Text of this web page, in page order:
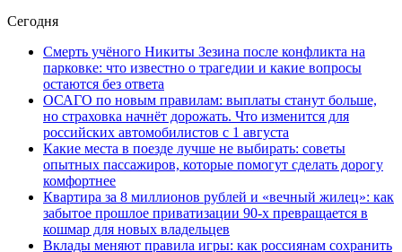
Сегодня
Смерть учёного Никиты Зезина после конфликта на
парковке: что известно о трагедии и какие вопросы
остаются без ответа
ОСАГО по новым правилам: выплаты станут больше,
но страховка начнёт дорожать. Что изменится для
российских автомобилистов с 1 августа
Какие места в поезде лучше не выбирать: советы
опытных пассажиров, которые помогут сделать дорогу
комфортнее
Квартира за 8 миллионов рублей и «вечный жилец»: как
забытое прошлое приватизации 90-х превращается в
кошмар для новых владельцев
Вклады меняют правила игры: как россиянам сохранить